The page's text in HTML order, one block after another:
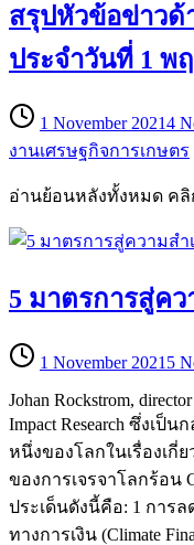
สรุปหัวข้อข่าว
ประจำวันที่ 1 พ
1 November 20214
งานเศรษฐกิจการเกษตร
อ่านย้อนหลังทั้งหมด ค
5 มาตรการสู่คว
1 November 2021 5
Johan Rockstrom,
Impact Research ซึ่งเ
หนึ่งของโลกในเรื่องเกี่ย
ของการเจรจาโลกร้อน
ประเด็นดังนี้คือ: 1 การล
ทางการเงิน (Climate